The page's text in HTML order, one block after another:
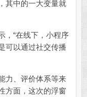
其中的一大变量就
“在线下，小程序
可以通过社交传播
、评价体系等来
方面，这次的浮窗